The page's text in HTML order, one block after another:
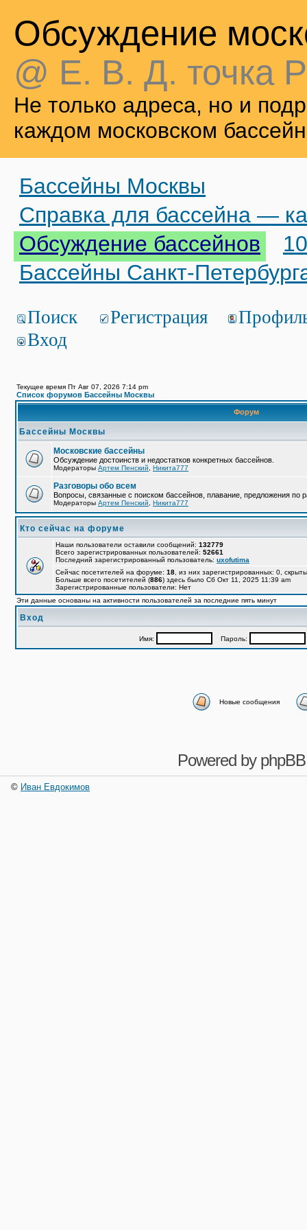
Обсуждение
@ Е. В. Д. точка
Не только адреса, но и
каждом московском
Бассейны Москвы
Справка для бассейна —
Обсуждение бассейнов
Бассейны Санкт-
Поиск Регистрация
Вход
Текущее время Пт Авг 07, 2026 7:14 pm
Список форумов Бассейны Москвы
Форум
Бассейны Москвы
Московские бассейны
Обсуждение достоинств и недостатков конкретных бассейнов.
Модераторы Артем Пенский Никита777
Разговоры обо всем
Вопросы, связанные с поиском бассейнов, плавание, предложения по
Модераторы Артем Пенский Никита777
Кто сейчас на форуме
Наши пользователи оставили сообщений: 132779
Всего зарегистрированных пользователей: 52661
Последний зарегистрированный пользователь: uxofutima
Сейчас посетителей на форуме: 18 , из них зарегистрированных: 0,
Больше всего посетителей (886) здесь было Сб Окт 11, 2025 11:39 am
Зарегистрированные пользователи: Нет
Эти данные основаны на активности пользователей за последние пять минут
Вход
Имя: Пароль:
Новые сообщения
Powered by phpBB
© Иван Евдокимов